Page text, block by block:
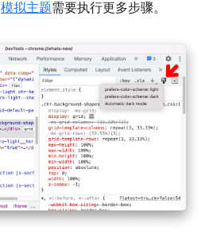
模拟主题需要执行更多步骤。